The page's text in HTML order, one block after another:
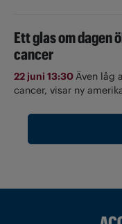
Ett glas om dagen
cancer
22 juni 13:30Även låg
cancer, visar ny